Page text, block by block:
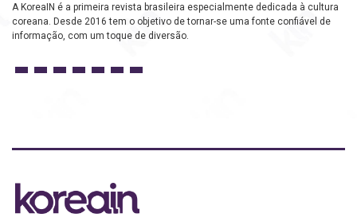
A KoreaIN é a primeira revista brasileira especialmente dedicada à cultura
coreana. Desde 2016 tem o objetivo de tornar-se uma fonte confiável de
informação, com um toque de diversão.